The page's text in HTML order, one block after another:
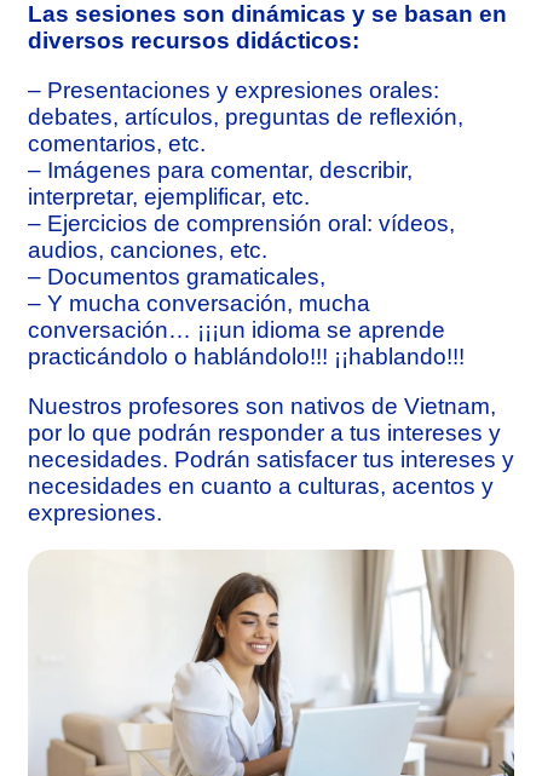
Las sesiones son dinámicas y se basan en
diversos recursos didácticos:
– Presentaciones y expresiones orales:
debates, artículos, preguntas de reflexión,
comentarios, etc.
– Imágenes para comentar, describir,
interpretar, ejemplificar, etc.
– Ejercicios de comprensión oral: vídeos,
audios, canciones, etc.
– Documentos gramaticales,
– Y mucha conversación, mucha
conversación… ¡¡¡un idioma se aprende
practicándolo o hablándolo!!! ¡¡hablando!!!
Nuestros profesores son nativos de Vietnam,
por lo que podrán responder a tus intereses y
necesidades. Podrán satisfacer tus intereses y
necesidades en cuanto a culturas, acentos y
expresiones.